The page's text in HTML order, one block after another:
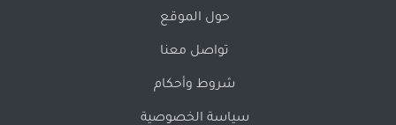
حول الموقع
تواصل معنا
شروط وأحكام
سياسة الخصوصية